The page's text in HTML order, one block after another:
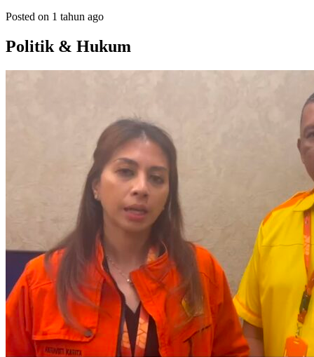
Posted on 1 tahun ago
Politik & Hukum